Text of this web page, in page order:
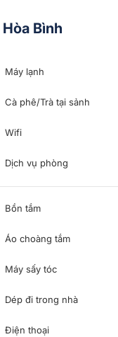
Bình
Máy lạnh
Cà phê/Trà tại sảnh
Wifi
Dịch vụ phòng
Bồn tắm
Áo choàng tắm
Máy sấy tóc
Dép đi trong nhà
Điện thoại